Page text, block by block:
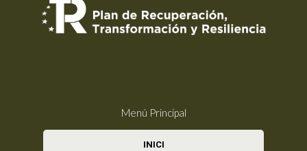
Menú Principal
INICI